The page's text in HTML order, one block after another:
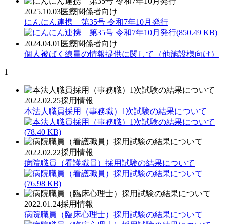
2025.10.03医療関係者向け
にんにん連携 第35号 令和7年10月発行
(850.49 KB)
2024.04.01 医療関係者向け
個人被ばく線量の情報提供に関して（他施設様向け）
1
2022.02.25採用情報
本法人職員採用（事務職）1次試験の結果について
(78.40 KB)
2022.02.22採用情報
病院職員（看護職員）採用試験の結果について
(76.98 KB)
2022.01.24採用情報
病院職員（臨床心理士）採用試験の結果について